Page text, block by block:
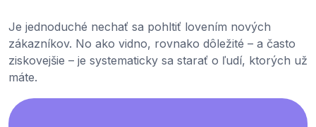
Je jednoduché nechať sa pohltiť lovením nových
zákazníkov. No ako vidno, rovnako dôležité – a často
ziskovejšie – je systematicky sa starať o ľudí, ktorých už
máte.